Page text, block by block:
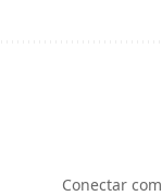
Conectar com